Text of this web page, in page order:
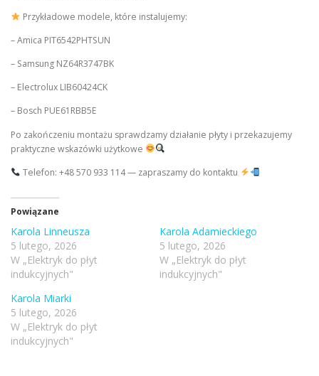
Przykładowe modele, które instalujemy:
– Amica PIT6542PHTSUN
– Samsung NZ64R3747BK
– Electrolux LIB60424CK
– Bosch PUE61RBB5E
Po zakończeniu montażu sprawdzamy działanie płyty i przekazujemy
praktyczne wskazówki użytkowe
Telefon: +48 570 933 114 — zapraszamy do kontaktu
Powiązane
Karola Linneusza
5 lutego, 2026
W „Elektryk do płyt
indukcyjnych"
Karola Adamieckiego
5 lutego, 2026
W „Elektryk do płyt
indukcyjnych"
Karola Miarki
5 lutego, 2026
W „Elektryk do płyt
indukcyjnych"